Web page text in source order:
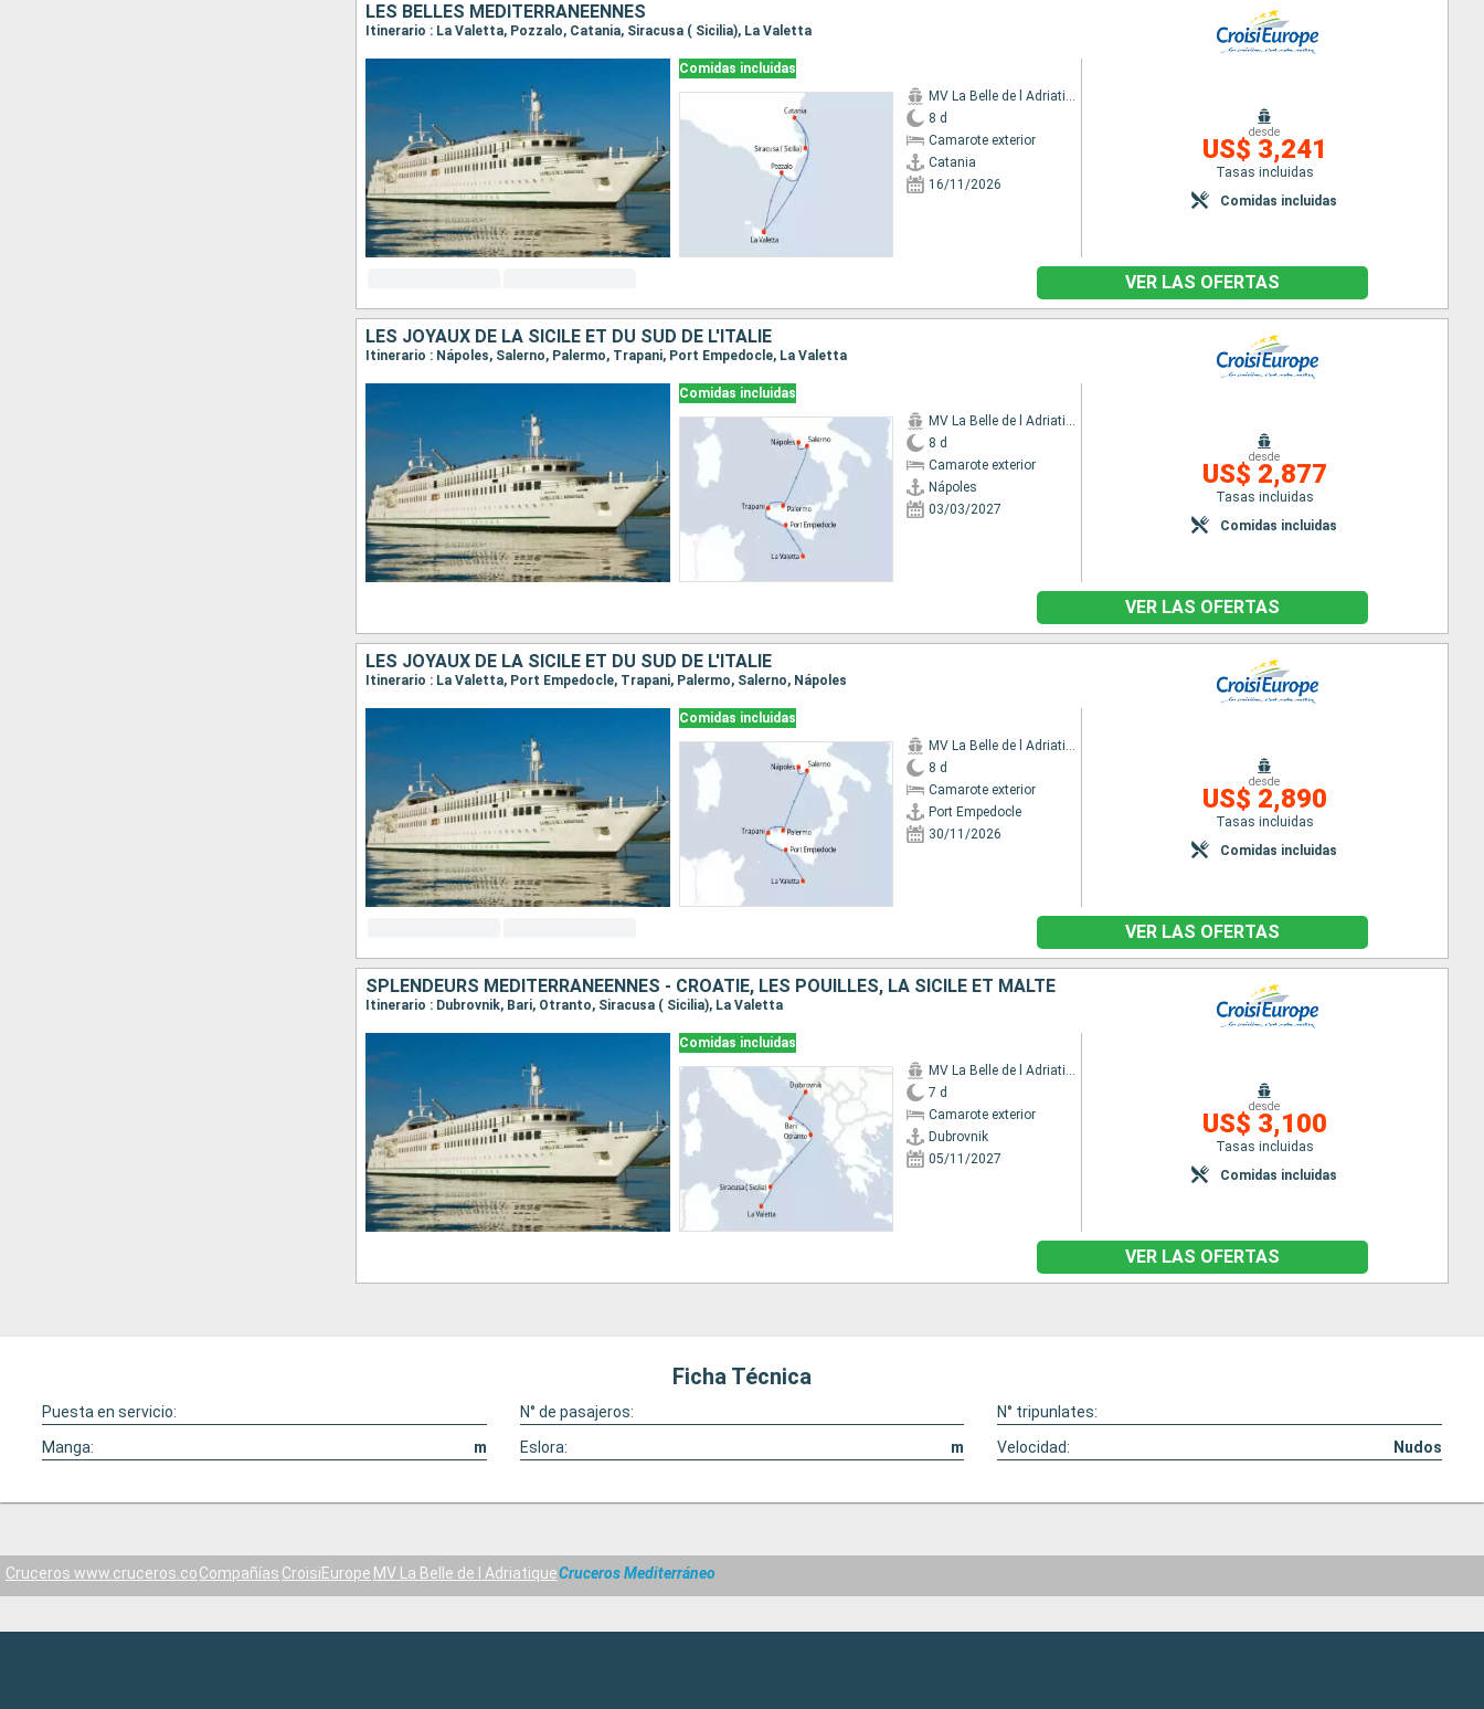
LES BELLES MÉDITERRANÉENNES
Itinerario : La Valetta, Pozzalo, Catania, Siracusa ( Sicilia), La Valetta
Comidas incluidas
MV La Belle de l Adriatique
8 d
Camarote exterior
Catania
16/11/2026
desde
US$ 3,241
Tasas incluidas
Comidas incluidas
VER LAS OFERTAS
LES JOYAUX DE LA SICILE ET DU SUD DE L'ITALIE
Itinerario : Nápoles, Salerno, Palermo, Trapani, Port Empedocle, La Valetta
Comidas incluidas
MV La Belle de l Adriatique
8 d
Camarote exterior
Nápoles
03/03/2027
desde
US$ 2,877
Tasas incluidas
Comidas incluidas
VER LAS OFERTAS
LES JOYAUX DE LA SICILE ET DU SUD DE L'ITALIE
Itinerario : La Valetta, Port Empedocle, Trapani, Palermo, Salerno, Nápoles
Comidas incluidas
MV La Belle de l Adriatique
8 d
Camarote exterior
Port Empedocle
30/11/2026
desde
US$ 2,890
Tasas incluidas
Comidas incluidas
VER LAS OFERTAS
SPLENDEURS MÉDITERRANÉENNES - CROATIE, LES POUILLES, LA SICILE ET MALTE
Itinerario : Dubrovnik, Bari, Otranto, Siracusa ( Sicilia), La Valetta
Comidas incluidas
MV La Belle de l Adriatique
7 d
Camarote exterior
Dubrovnik
05/11/2027
desde
US$ 3,100
Tasas incluidas
Comidas incluidas
VER LAS OFERTAS
Ficha Técnica
Puesta en servicio: N° de pasajeros:
N° tripunlates:
Manga:
m Eslora: m Velocidad: Nudos
Cruceros www.cruceros.coCompañías CroisiEurope MV La Belle de l AdriatiqueCruceros Mediterráneo